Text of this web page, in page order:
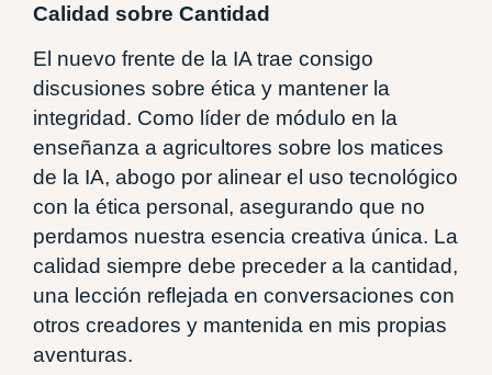
Calidad sobre Cantidad
El nuevo frente de la IA trae consigo
discusiones sobre ética y mantener la
integridad. Como líder de módulo en la
enseñanza a agricultores sobre los matices
de la IA, abogo por alinear el uso tecnológico
con la ética personal, asegurando que no
perdamos nuestra esencia creativa única. La
calidad siempre debe preceder a la cantidad,
una lección reflejada en conversaciones con
otros creadores y mantenida en mis propias
aventuras.